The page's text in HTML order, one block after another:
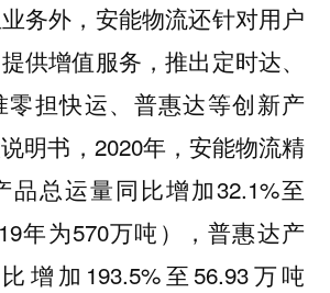
务外，安能物流还针对用户
供增值服务，推出定时达、
零担快运、普惠达等创新产
明书，2020年，安能物流精
品总运量同比增加32.1%至
年为570万吨），普惠达产
增加193.5%至56.93万吨